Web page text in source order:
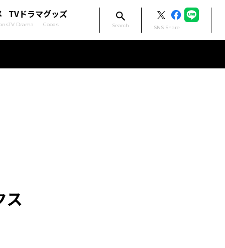
TVドラマ
TV Drama
グッズ
Goods Search SNS Share
ス